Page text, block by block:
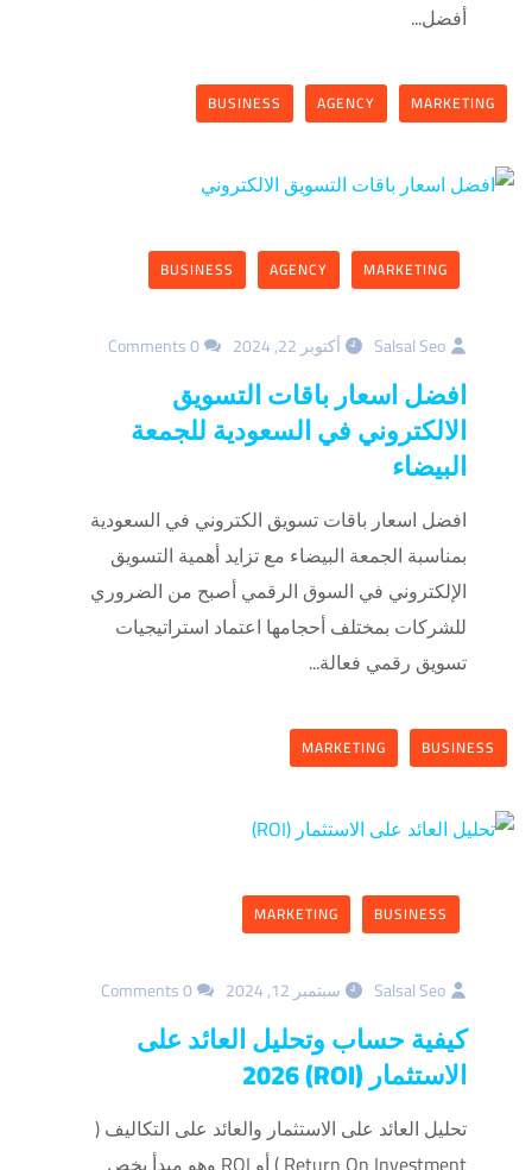
أفضل...
MARKETING
AGENCY
BUSINESS
MARKETING
AGENCY
BUSINESS
Salsal Seo أكتوبر 22, 2024 0 Comments
افضل اسعار باقات التسويق
الالكتروني في السعودية للجمعة
البيضاء
افضل اسعار باقات تسويق الكتروني في السعودية
بمناسبة الجمعة البيضاء مع تزايد أهمية التسويق
الإلكتروني في السوق الرقمي أصبح من الضروري
للشركات بمختلف أحجامها اعتماد استراتيجيات
تسويق رقمي فعالة...
BUSINESS
MARKETING
BUSINESS
MARKETING
Salsal Seo سبتمبر 12, 2024 0 Comments
كيفية حساب وتحليل العائد على
الاستثمار (ROI) 2026
تحليل العائد على الاستثمار والعائد على التكاليف (